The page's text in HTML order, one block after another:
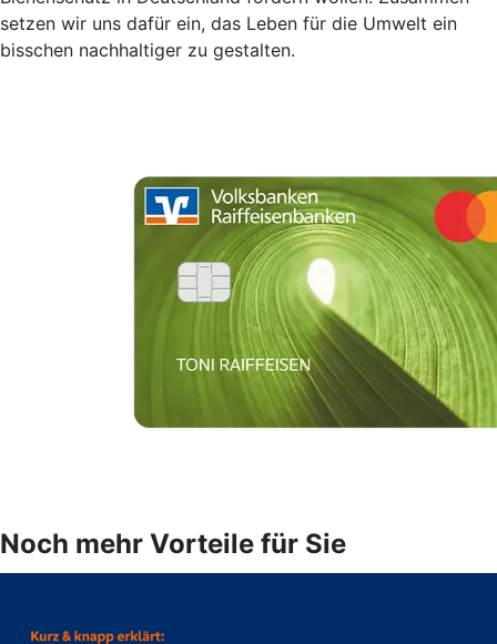
setzen wir uns dafür ein, das Leben für die Umwelt ein
bisschen nachhaltiger zu gestalten.
Noch mehr Vorteile für Sie